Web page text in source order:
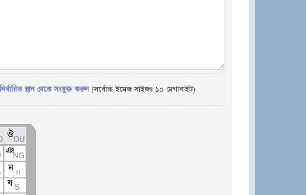
স্থান থেকে সংযুক্ত করুন(সর্বোচ্চ ইমেজ সাইজঃ ১০ মেগাবাইট)